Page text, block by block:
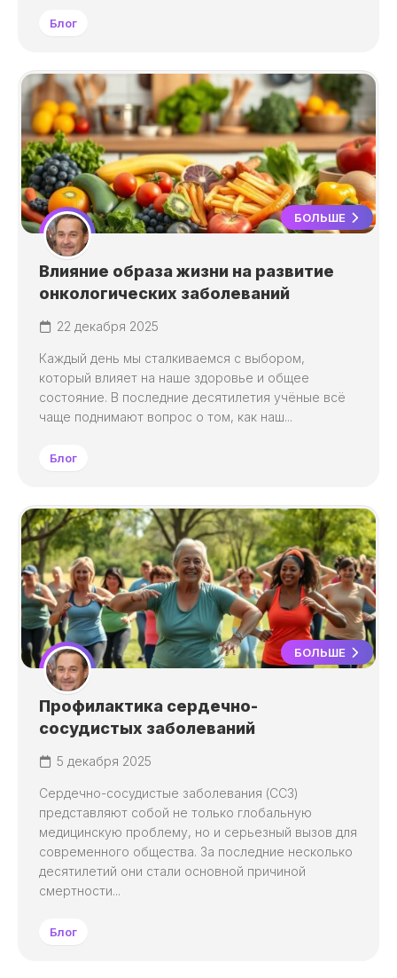
Блог
БОЛЬШЕ
Влияние образа жизни на развитие
онкологических заболеваний
22 декабря 2025
Каждый день мы сталкиваемся с выбором,
который влияет на наше здоровье и общее
состояние. В последние десятилетия учёные всё
чаще поднимают вопрос о том, как наш...
Блог
БОЛЬШЕ
Профилактика сердечно-
сосудистых заболеваний
5 декабря 2025
Сердечно-сосудистые заболевания (ССЗ)
представляют собой не только глобальную
медицинскую проблему, но и серьезный вызов для
современного общества. За последние несколько
десятилетий они стали основной причиной
смертности...
Блог